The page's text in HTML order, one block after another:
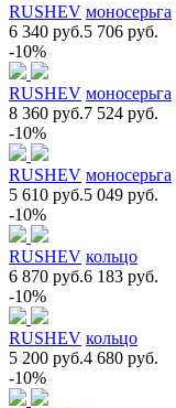
RUSHEV моносерьга
6 340 руб.5 706 руб.
-10%
RUSHEV моносерьга
8 360 руб.7 524 руб.
-10%
RUSHEV моносерьга
5 610 руб.5 049 руб.
-10%
RUSHEV кольцо
6 870 руб.6 183 руб.
-10%
RUSHEV кольцо
5 200 руб.4 680 руб.
-10%